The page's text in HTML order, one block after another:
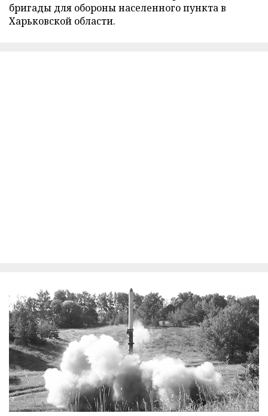
бригады для обороны населенного пункта в
Харьковской области.